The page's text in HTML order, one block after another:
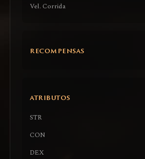
Vel. Corrida
RECOMPENSAS
ATRIBUTOS
STR
CON
DEX